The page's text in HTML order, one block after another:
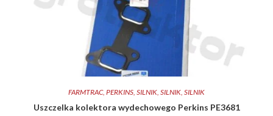
FARMTRAC, PERKINS SILNIK SILNIK SILNIK
Uszczelka kolektora wydechowego Perkins PE3681